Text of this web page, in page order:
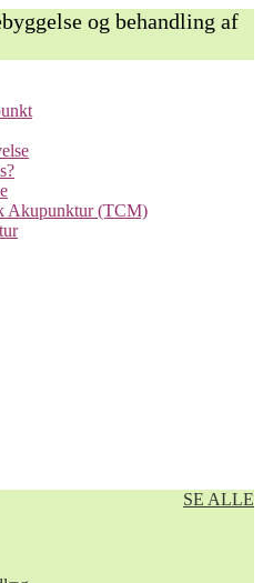
og behandling af
Akupunktur (TCM)
SE ALLE